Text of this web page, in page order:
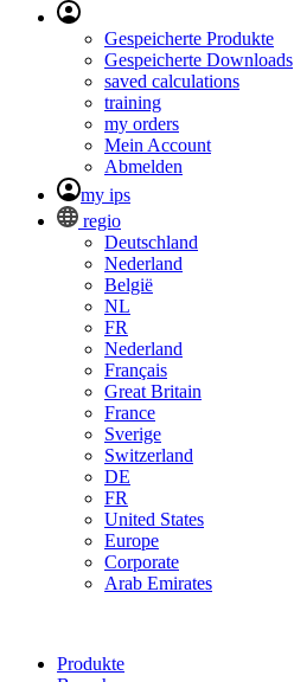
Gespeicherte Produkte
Gespeicherte Downloads
saved calculations
training
my orders
Mein Account
Abmelden
my ips
regio
Deutschland
Nederland
België
NL
FR
Nederland
Français
Great Britain
France
Sverige
Switzerland
DE
FR
United States
Europe
Corporate
Arab Emirates
Produkte